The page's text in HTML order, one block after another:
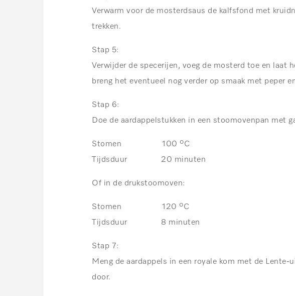
Verwarm voor de mosterdsaus de kalfsfond met
trekken.
Stap 5:
Verwijder de specerijen, voeg de mosterd toe en laat
breng het eventueel nog verder op smaak met peper
Stap 6:
Doe de aardappelstukken in een stoomovenpan met
Stomen 100 ºC
Tijdsduur 20 minuten
Of in de drukstoomoven:
Stomen 120 ºC
Tijdsduur 8 minuten
Stap 7:
Meng de aardappels in een royale kom met de
door.